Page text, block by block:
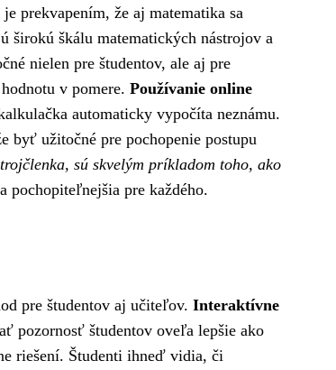
prekvapením, že aj matematika sa
širokú škálu matematických nástrojov a
nielen pre študentov, ale aj pre
v pomere. Používanie online
automaticky vypočíta neznámu.
byť užitočné pre pochopenie postupu
sú skvelým príkladom toho, ako
pochopiteľnejšia pre každého.
pre študentov aj učiteľov. Interaktívne
pozornosť študentov oveľa lepšie ako
riešení. Študenti ihneď vidia, či